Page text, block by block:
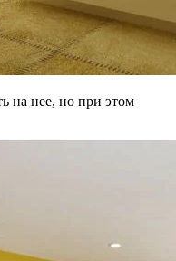
на нее, но при этом